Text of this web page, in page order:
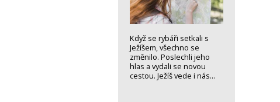
Když se rybáři setkali s
Ježíšem, všechno se
změnilo. Poslechli jeho
hlas a vydali se novou
cestou. Ježíš vede i nás...